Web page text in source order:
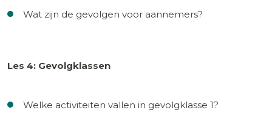
Wat zijn de gevolgen voor aannemers?
Les 4: Gevolgklassen
Welke activiteiten vallen in gevolgklasse 1?